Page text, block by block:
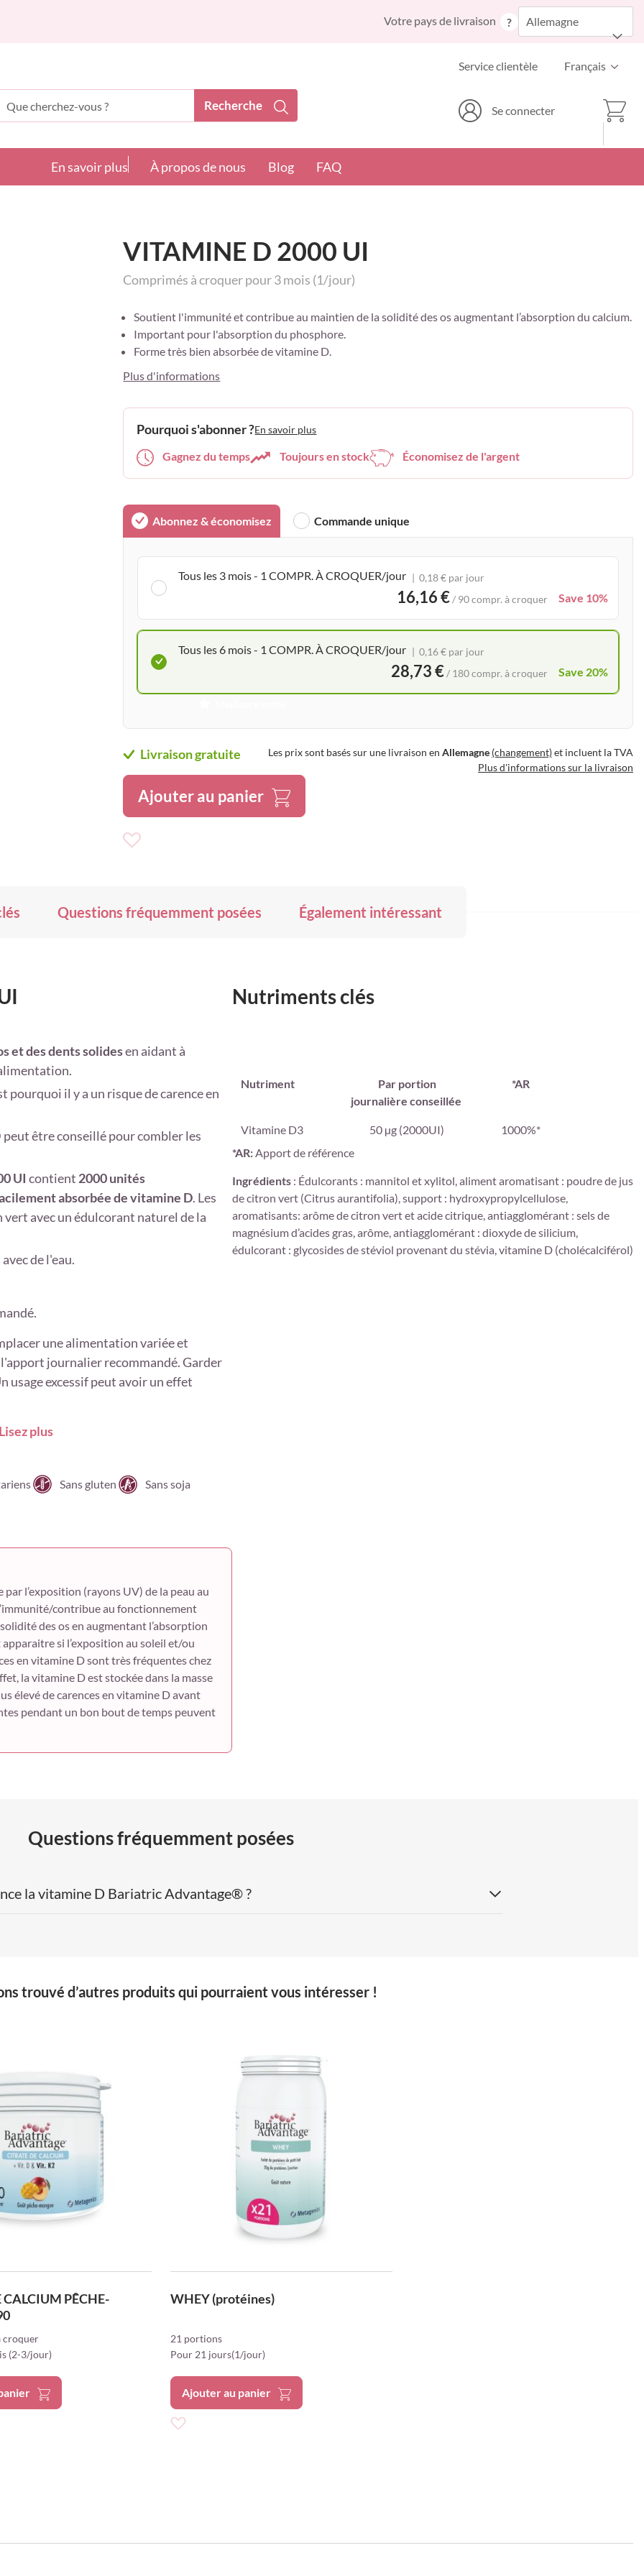
Allez
Votre pays de livraison ? Allemagne
Recherche
Service clientèle Langue
Français
Mon
Se connecter
En savoir plus À propos de nous Blog FAQ
VITAMINE D 2000 UI
Comprimés à croquer pour 3 mois (1/jour)
Soutient l'immunité et contribue au maintien de la solidité des os augmentant l’absorption du calcium.
Important pour l'absorption du phosphore.
Forme très bien absorbée de vitamine D.
Plus d'informations
Pourquoi s'abonner ?En savoir plus
Gagnez du temps Toujours en stock Économisez de l'argent
Abonnez & économisez
Tous les 3 mois - 1 COMPR. À CROQUER/jour 0,18 € par jour
16,16 €/ 90 compr. à croquer Save 10%
Tous les 6 mois - 1 COMPR. À CROQUER/jour 0,16 € par jour
28,73 €/ 180 compr. à croquer Save 20%
Livraison gratuite Les prix sont basés sur une livraison en Allemagne (changement)et incluent la TVA
Plus d'informations sur la livraison
Ajouter au panier
Commande unique
Questions fréquemment posées Également intéressant
et des dents solidesen aidant à
pourquoi il y a un risque de carence en
être conseillé pour combler les
UI contient 2000 unités
absorbée de vitamine D. Les
avec un édulcorant naturel de la
de l'eau.
une alimentation variée et
journalier recommandé. Garder
usage excessif peut avoir un effet
Lisez plus
Sans gluten
Sans soja
l’exposition (rayons UV) de la peau au
contribue au fonctionnement
des os en augmentant l’absorption
si l’exposition au soleil et/ou
en vitamine D sont très fréquentes chez
la vitamine D est stockée dans la masse
élevé de carences en vitamine D avant
pendant un bon bout de temps peuvent
Nutriments clés
Nutriment
Par portion
journalière conseillée
*AR
Vitamine D3 50 µg (2000UI)
1000%*
*AR:Apport de référence
Ingrédients: Édulcorants : mannitol et xylitol, aliment aromatisant : poudre de jus
de citron vert (Citrus aurantifolia), support : hydroxypropylcellulose,
aromatisants: arôme de citron vert et acide citrique, antiagglomérant : sels de
magnésium d’acides gras, arôme, antiagglomérant : dioxyde de silicium,
édulcorant : glycosides de stéviol provenant du stévia, vitamine D (cholécalciférol)
Questions fréquemment posées
la vitamine D Bariatric Advantage® ?
trouvé d’autres produits qui pourraient vous intéresser !
CALCIUM PÊCHE-
croquer
(2-3/jour)
WHEY (protéines)
21 portions
Pour 21 jours(1/jour)
Ajouter au panier
d’envie